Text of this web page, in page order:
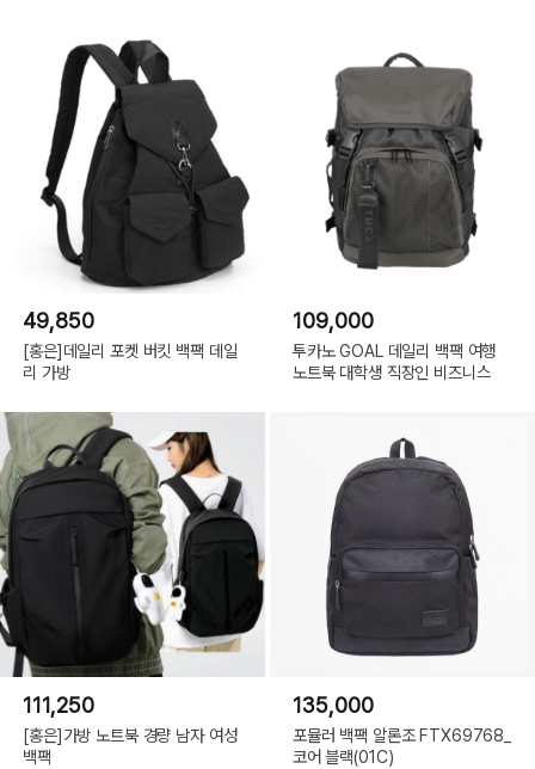
49,850
[홍은]데일리 포켓 버킷 백팩 데일
리 가방
109,000
투카노 GOAL 데일리 백팩 여행
노트북 대학생 직장인 비즈니스
111,250
[홍은]가방 노트북 경량 남자 여성
백팩
135,000
포뮬러 백팩 알론조 FTX69768_
코어 블랙(01C)